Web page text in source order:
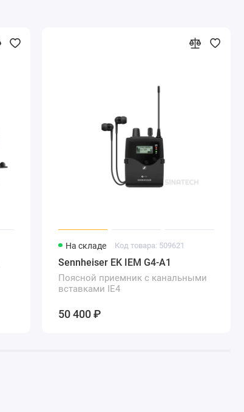
На складе Код товара: 509621
Sennheiser EK IEM G4-A1
Поясной приемник с канальными
вставками IE4
50 400 ₽